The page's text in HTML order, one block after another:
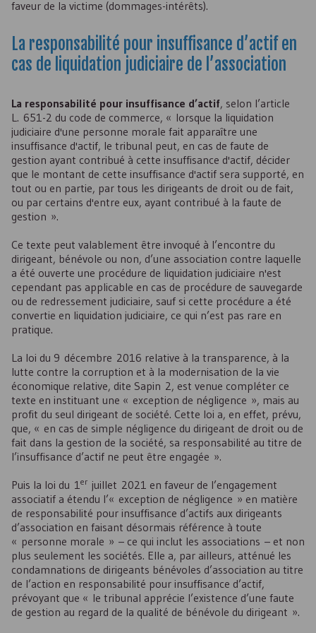
faveur de la victime (dommages-intérêts).
La responsabilité pour insuffisance d’actif en
cas de liquidation judiciaire de l’association
La responsabilité pour insuffisance d’actif, selon l’article
L. 651-2 du code de commerce, « lorsque la liquidation
judiciaire d'une personne morale fait apparaître une
insuffisance d'actif, le tribunal peut, en cas de faute de
gestion ayant contribué à cette insuffisance d'actif, décider
que le montant de cette insuffisance d'actif sera supporté, en
tout ou en partie, par tous les dirigeants de droit ou de fait,
ou par certains d'entre eux, ayant contribué à la faute de
gestion ».
Ce texte peut valablement être invoqué à l’encontre du
dirigeant, bénévole ou non, d’une association contre laquelle
a été ouverte une procédure de liquidation judiciaire n'est
cependant pas applicable en cas de procédure de sauvegarde
ou de redressement judiciaire, sauf si cette procédure a été
convertie en liquidation judiciaire, ce qui n’est pas rare en
pratique.
La loi du 9 décembre 2016 relative à la transparence, à la
lutte contre la corruption et à la modernisation de la vie
économique relative, dite Sapin 2, est venue compléter ce
texte en instituant une « exception de négligence », mais au
profit du seul dirigeant de société. Cette loi a, en effet, prévu,
que, « en cas de simple négligence du dirigeant de droit ou de
fait dans la gestion de la société, sa responsabilité au titre de
l’insuffisance d’actif ne peut être engagée ».
Puis la loi du 1er juillet 2021 en faveur de l’engagement
associatif a étendu l’« exception de négligence » en matière
de responsabilité pour insuffisance d’actifs aux dirigeants
d’association en faisant désormais référence à toute
« personne morale » – ce qui inclut les associations – et non
plus seulement les sociétés. Elle a, par ailleurs, atténué les
condamnations de dirigeants bénévoles d’association au titre
de l’action en responsabilité pour insuffisance d’actif,
prévoyant que « le tribunal apprécie l’existence d’une faute
de gestion au regard de la qualité de bénévole du dirigeant ».